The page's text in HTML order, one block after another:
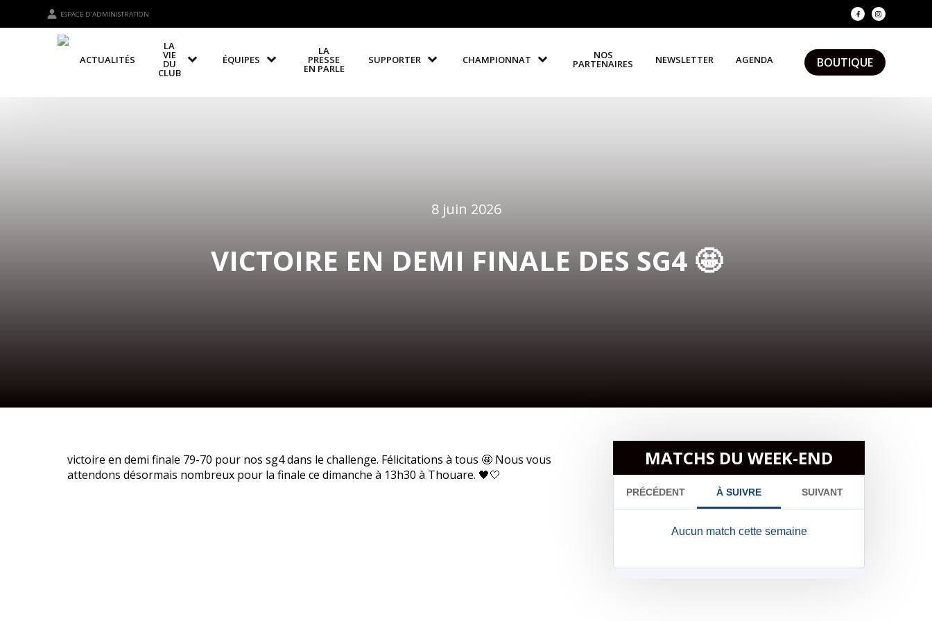
ESPACE D'ADMINISTRATION
ACTUALITÉS
LA
VIE
DU
CLUB
ÉQUIPES
LA
PRESSE
EN PARLE
SUPPORTER CHAMPIONNAT NOS
PARTENAIRES NEWSLETTER AGENDA BOUTIQUE
8 juin 2026
VICTOIRE EN DEMI FINALE DES SG4 🤩
victoire en demi finale 79-70 pour nos sg4 dans le challenge. Félicitations à tous 🤩 Nous vous
attendons désormais nombreux pour la finale ce dimanche à 13h30 à Thouare. 🖤🤍
MATCHS DU WEEK-END